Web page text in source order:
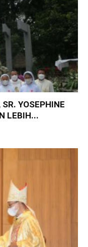
YOSEPHINE
LEBIH...